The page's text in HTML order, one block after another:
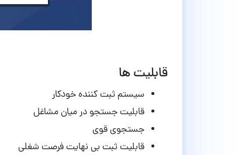
قابلیت ها
سیستم ثبت کننده خودکار
قابلیت جستجو در میان مشاغل
جستجوی قوی
قابلیت ثبت بی نهایت فرصت شغلی